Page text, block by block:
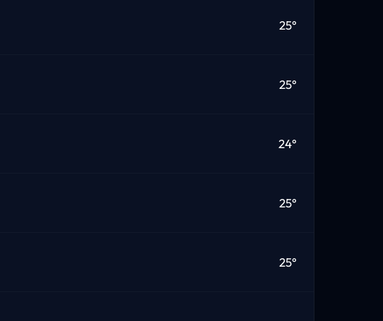
25°
25°
24°
25°
25°